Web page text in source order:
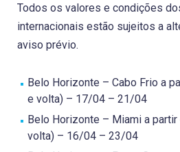
Todos os valores e condições
internacionais estão sujeitos a
aviso prévio.
Belo Horizonte – Cabo Frio a
e volta) – 17/04 – 21/04
Belo Horizonte – Miami a partir
volta) – 16/04 – 23/04